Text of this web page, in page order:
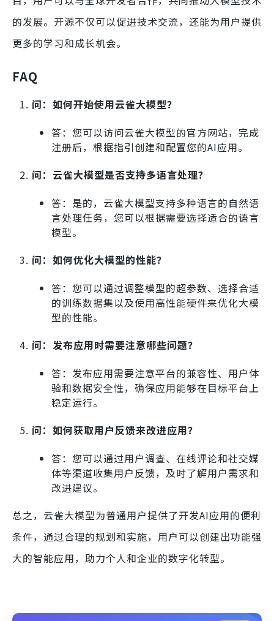
的发展。开源不仅可以促进技术交流，还能为用户提供
更多的学习和成长机会。
FAQ
问：如何开始使用云雀大模型？
答：您可以访问云雀大模型的官方网站，完成
注册后，根据指引创建和配置您的AI应用。
问：云雀大模型是否支持多语言处理？
答：是的，云雀大模型支持多种语言的自然语
言处理任务，您可以根据需要选择适合的语言
模型。
问：如何优化大模型的性能？
答：您可以通过调整模型的超参数、选择合适
的训练数据集以及使用高性能硬件来优化大模
型的性能。
问：发布应用时需要注意哪些问题？
答：发布应用需要注意平台的兼容性、用户体
验和数据安全性，确保应用能够在目标平台上
稳定运行。
问：如何获取用户反馈来改进应用？
答：您可以通过用户调查、在线评论和社交媒
体等渠道收集用户反馈，及时了解用户需求和
改进建议。
总之，云雀大模型为普通用户提供了开发AI应用的便利
条件，通过合理的规划和实施，用户可以创建出功能强
大的智能应用，助力个人和企业的数字化转型。